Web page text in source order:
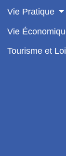
Vie Pratique
Vie
Tourisme et